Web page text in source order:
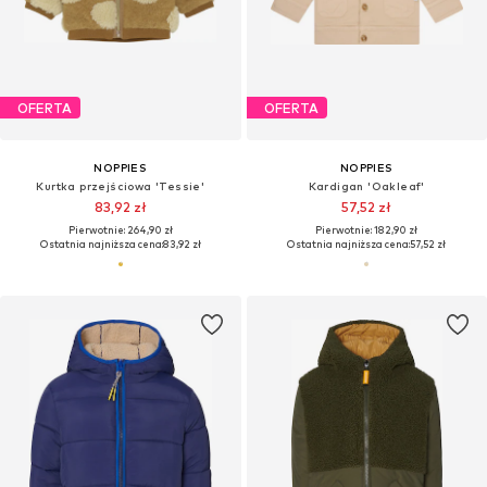
OFERTA
NOPPIES
Kurtka przejściowa 'Tessie'
83,92 zł
Pierwotnie: 264,90 zł
Ostatnia najniższa cena:83,92 zł
OFERTA
NOPPIES
Kardigan 'Oakleaf'
57,52 zł
Pierwotnie: 182,90 zł
Ostatnia najniższa cena:57,52 zł